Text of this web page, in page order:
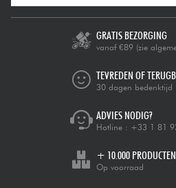
GRATIS BEZORGING
vanaf €89 (zie
TEVREDEN OF
30 dagen bedenktijd
ADVIES NODIG?
Hotline : +33 1 81
+ 10.000 PRODUCTEN
Op voorraad